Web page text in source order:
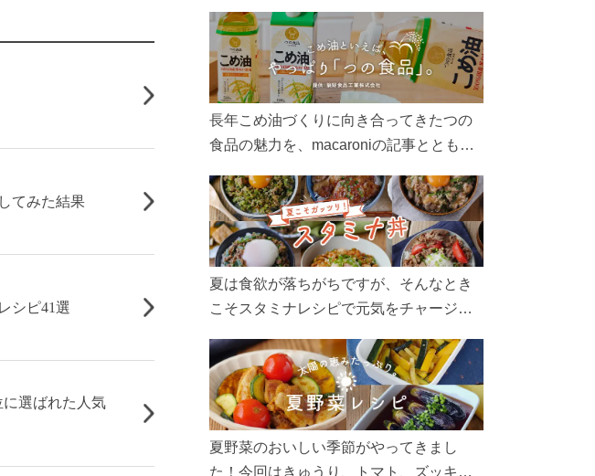
てみた結果
シピ41選
に選ばれた人気
長年こめ油づくりに向き合ってきたつの
食品の魅力を、macaroniの記事とともに
ん、製造現場や品質へのこだわりまで。
こめ油をもっと好きになるコンテンツを
ぜひお楽しみください。
夏は食欲が落ちがちですが、そんなとき
こそスタミナレシピで元気をチャージ！
リ食べて、夏バテを吹き飛ばしましょ
う！
夏野菜のおいしい季節がやってきまし
た！今回はきゅうり、トマト、ズッキー